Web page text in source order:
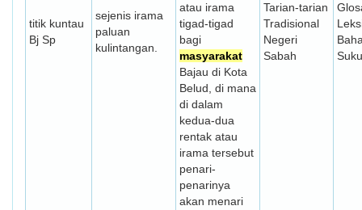
titik kuntau
Bj Sp
sejenis irama
paluan
kulintangan.
atau irama
tigad-tigad
bagi
masyarakat
Bajau di Kota
Belud, di mana
di dalam
kedua-dua
rentak atau
irama tersebut
penari-
penarinya
akan menari
Tarian-tarian
Tradisional
Negeri
Sabah